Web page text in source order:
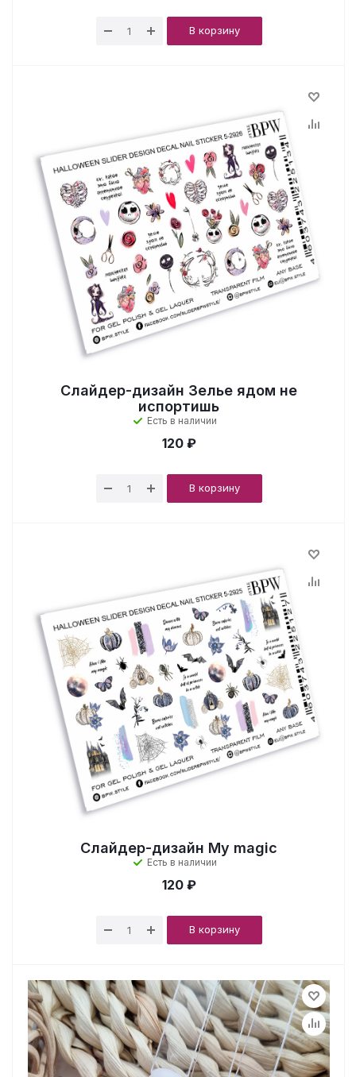
В корзину
Слайдер-дизайн Зелье ядом не
испортишь
Есть в наличии
120 ₽
В корзину
Слайдер-дизайн My magic
Есть в наличии
120 ₽
В корзину